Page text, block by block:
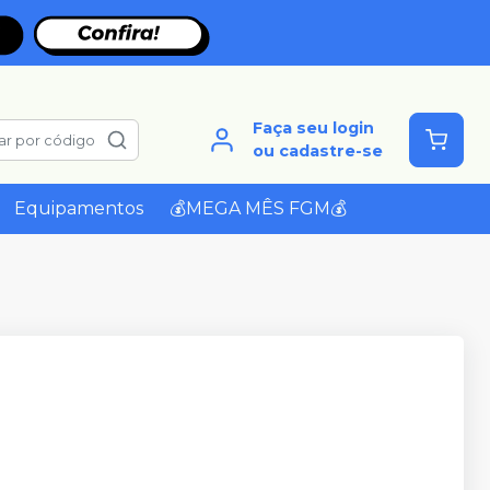
por código
Faça seu login
ou cadastre-se
Equipamentos 💰MEGA MÊS FGM💰